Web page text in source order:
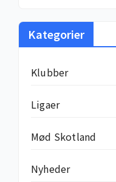
Kategorier
Klubber
Ligaer
Mød Skotland
Nyheder